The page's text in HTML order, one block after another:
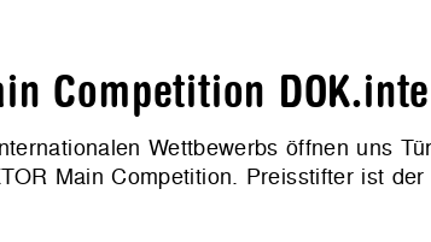
Competition
Wettbewerbs öffnen uns
Main Competition. Preisstifter ist